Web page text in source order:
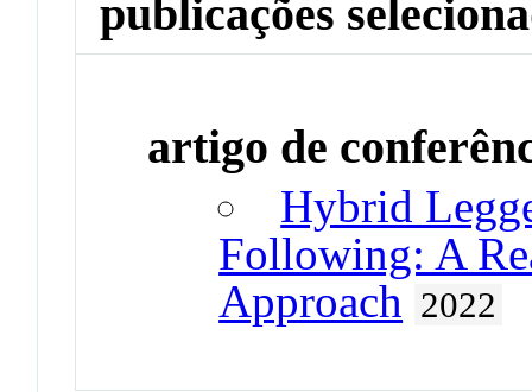
publicações
artigo de
Hybrid
Following: A
Approach 2022